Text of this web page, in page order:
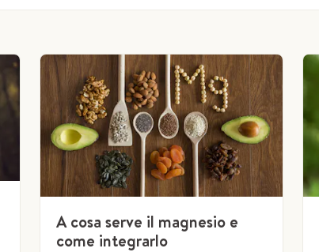
A cosa serve il magnesio e
come integrarlo